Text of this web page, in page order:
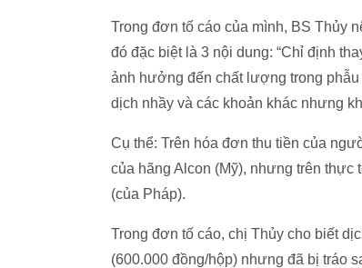
Trong đơn tố cáo của mình, BS Thủy
đó đặc biệt là 3 nội dung: “Chỉ định
ảnh hưởng đến chất lượng trong phẫu
dịch nhầy và các khoản khác nhưng
Cụ thể: Trên hóa đơn thu tiền của
của hãng Alcon (Mỹ), nhưng trên thực
(của Pháp).
Trong đơn tố cáo, chị Thủy cho biết
(600.000 đồng/hộp) nhưng đã bị tráo